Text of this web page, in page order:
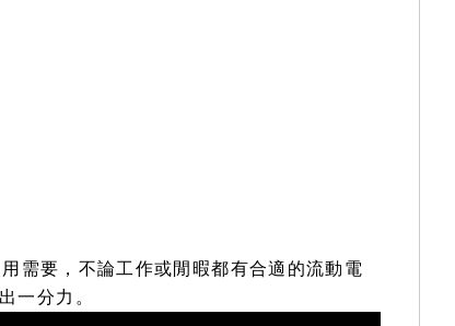
需要，不論工作或閒暇都有合適的流動電
一分力。